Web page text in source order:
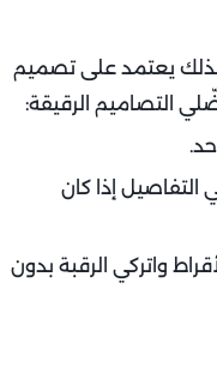
فذلك يعتمد على تصميم
التصاميم الرقيقة:
إذا كان
واتركي الرقبة بدون